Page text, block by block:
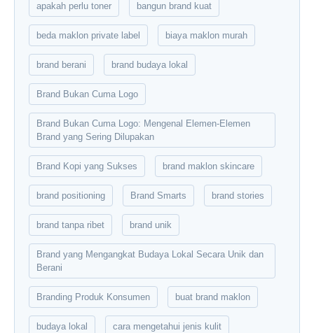
apakah perlu toner bangun brand kuat
beda maklon private label biaya maklon murah
brand berani brand budaya lokal
Brand Bukan Cuma Logo
Brand Bukan Cuma Logo: Mengenal Elemen-Elemen
Brand yang Sering Dilupakan
Brand Kopi yang Sukses brand maklon skincare
brand positioning Brand Smarts brand stories
brand tanpa ribet brand unik
Brand yang Mengangkat Budaya Lokal Secara Unik dan
Berani
Branding Produk Konsumen buat brand maklon
budaya lokal cara mengetahui jenis kulit